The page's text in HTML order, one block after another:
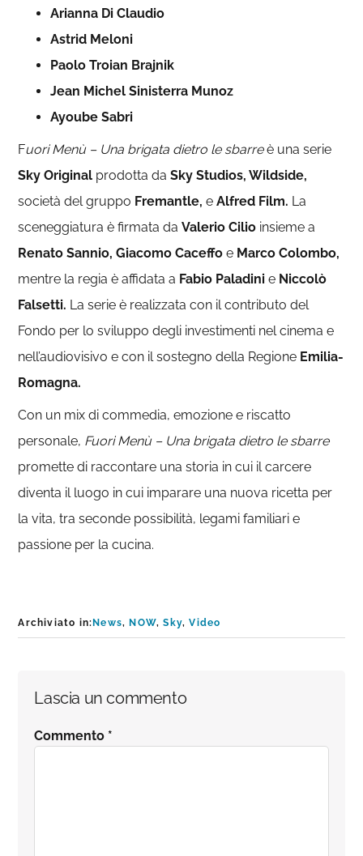
Arianna Di Claudio
Astrid Meloni
Paolo Troian Brajnik
Jean Michel Sinisterra Munoz
Ayoube Sabri
Fuori Menù – Una brigata dietro le sbarreè una serie
Sky Original prodotta daSky Studios, Wildside,
società del gruppo Fremantle, eAlfred Film. La
sceneggiatura è firmata daValerio Cilio insieme a
Renato Sannio, Giacomo Caceffo e Marco Colombo,
mentre la regia è affidata a Fabio Paladini e Niccolò
Falsetti. La serie è realizzata con il contributo del
Fondo per lo sviluppo degli investimenti nel cinema e
nell’audiovisivo e con il sostegno della Regione Emilia-
Romagna.
Con un mix di commedia, emozione e riscatto
personale, Fuori Menù – Una brigata dietro le sbarre
promette di raccontare una storia in cui il carcere
diventa il luogo in cui imparare una nuova ricetta per
la vita, tra seconde possibilità, legami familiari e
passione per la cucina.
Archiviato in: News, NOW,Sky,Video
Interazioni
del
Lascia un commento
Commento *